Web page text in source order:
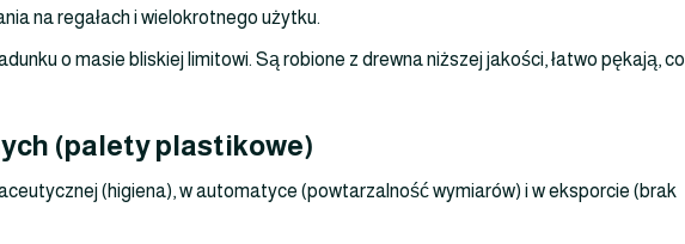
na regałach i wielokrotnego użytku.
o masie bliskiej limitowi. Są robione z drewna niższej jakości, łatwo pękają, co
(palety plastikowe)
(higiena), w automatyce (powtarzalność wymiarów) i w eksporcie (brak